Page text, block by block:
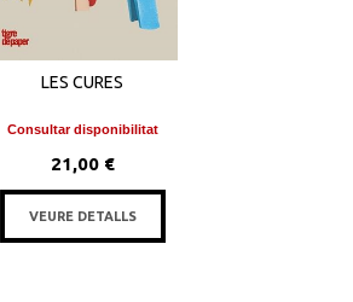
LES CURES
Consultar disponibilitat
21,00 €
VEURE DETALLS